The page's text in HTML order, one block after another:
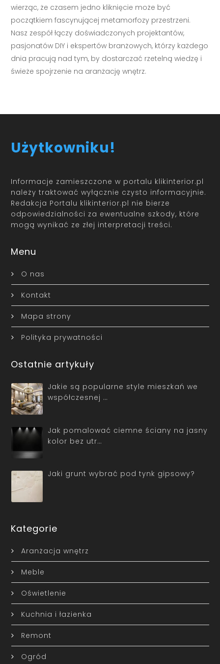
wierząc, że czasem jedno kliknięcie może być
początkiem fascynującej metamorfozy przestrzeni.
Nasz zespół łączy doświadczonych projektantów,
pasjonatów DIY i ekspertów branżowych, którzy każdego
dnia pracują nad tym, by dostarczać rzetelną wiedzę i
świeże spojrzenie na aranżację wnętrz.
Użytkowniku!
Informacje zamieszczone w portalu klikinterior.pl
należy traktować wyłącznie czysto informacyjnie.
Redakcja Portalu klikinterior.pl nie bierze
odpowiedzialności za ewentualne szkody, które
mogą wynikać ze złej interpretacji treści.
Menu
O nas
Kontakt
Mapa strony
Polityka prywatności
Ostatnie artykuły
Jakie są popularne style mieszkań we
współczesnej …
Jak pomalować ciemne ściany na jasny
kolor bez utr…
Jaki grunt wybrać pod tynk gipsowy?
Kategorie
Aranżacja wnętrz
Meble
Oświetlenie
Kuchnia i łazienka
Remont
Ogród